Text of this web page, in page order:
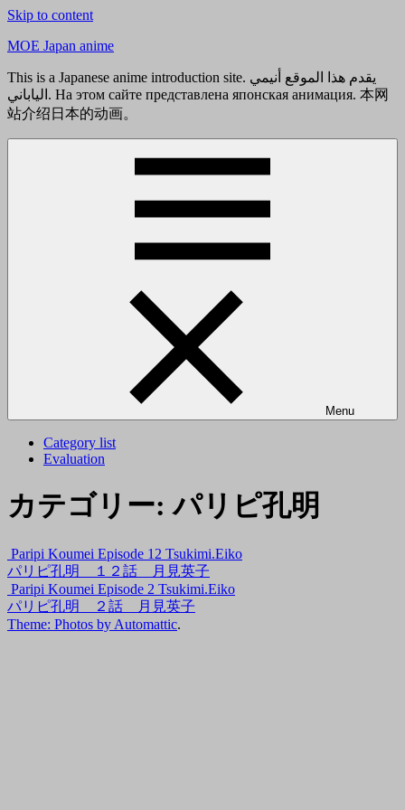
Skip to content
MOE Japan anime
This is a Japanese anime introduction site. يقدم هذا الموقع أنيمي
الياباني. На этом сайте представлена японская анимация. 本网
站介绍日本的动画。
Menu
Category list
Evaluation
カテゴリー:パリピ孔明
Paripi Koumei Episode 12 Tsukimi.Eiko
パリピ孔明 １２話 月見英子
Paripi Koumei Episode 2 Tsukimi.Eiko
パリピ孔明 ２話 月見英子
Theme: Photos by Automattic.